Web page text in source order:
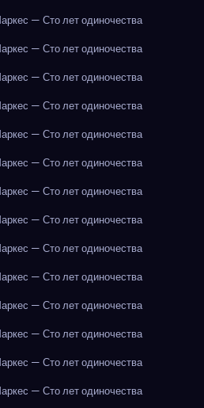
— Сто лет одиночества
— Сто лет одиночества
— Сто лет одиночества
— Сто лет одиночества
— Сто лет одиночества
— Сто лет одиночества
— Сто лет одиночества
— Сто лет одиночества
— Сто лет одиночества
— Сто лет одиночества
— Сто лет одиночества
— Сто лет одиночества
— Сто лет одиночества
— Сто лет одиночества